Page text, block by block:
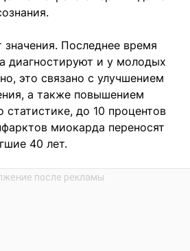
Последнее время
диагностируют и у молодых
это связано с улучшением
а также повышением
статистике, до 10 процентов
миокарда переносят
40 лет.